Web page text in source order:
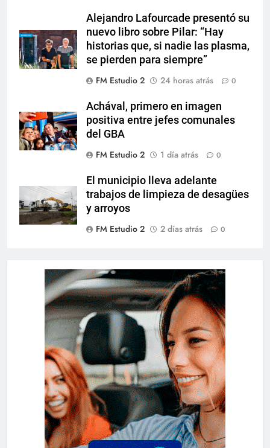
Alejandro Lafourcade presentó su
nuevo libro sobre Pilar: “Hay
historias que, si nadie las plasma,
se pierden para siempre”
FM Estudio 2
24 horas atrás 0
Achával, primero en imagen
positiva entre jefes comunales
del GBA
FM Estudio 2
1 día atrás 0
El municipio lleva adelante
trabajos de limpieza de desagües
y arroyos
FM Estudio 2
2 días atrás 0